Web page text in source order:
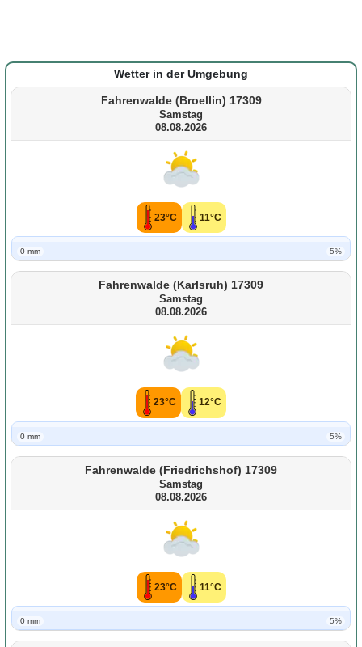
Wetter in der Umgebung
Fahrenwalde (Broellin) 17309
Samstag
08.08.2026
23°C 11°C
0 mm 5%
Fahrenwalde (Karlsruh) 17309
Samstag
08.08.2026
23°C 12°C
0 mm 5%
Fahrenwalde (Friedrichshof) 17309
Samstag
08.08.2026
23°C 11°C
0 mm 5%